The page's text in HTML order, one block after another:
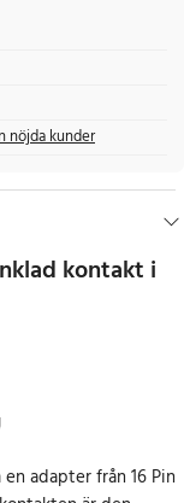
nöjda kunder
kontakt i
adapter från 16 Pin